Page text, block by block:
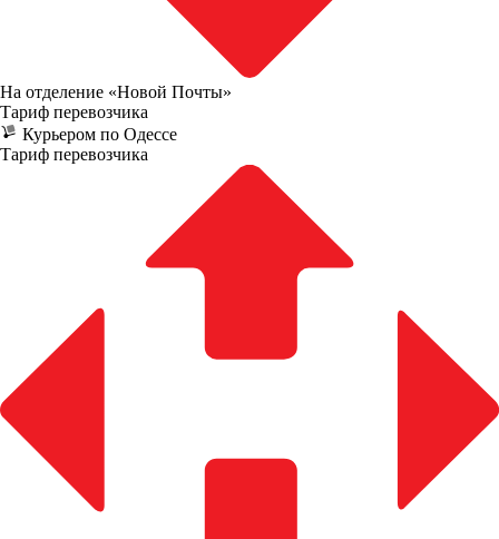
На отделение «Новой Почты»
Тариф перевозчика
Курьером по Одессе
Тариф перевозчика